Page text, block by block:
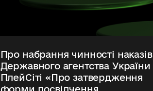
Про набрання чинності наказів
Державного агентства України
ПлейСіті «Про затвердження